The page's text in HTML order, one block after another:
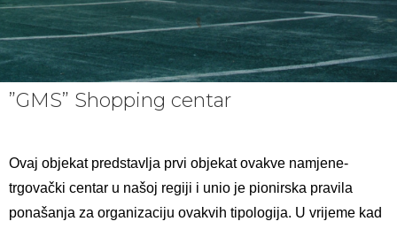
”GMS” Shopping centar
Ovaj objekat predstavlja prvi objekat ovakve namjene-
trgovački centar u našoj regiji i unio je pionirska pravila
ponašanja za organizaciju ovakvih tipologija. U vrijeme kad